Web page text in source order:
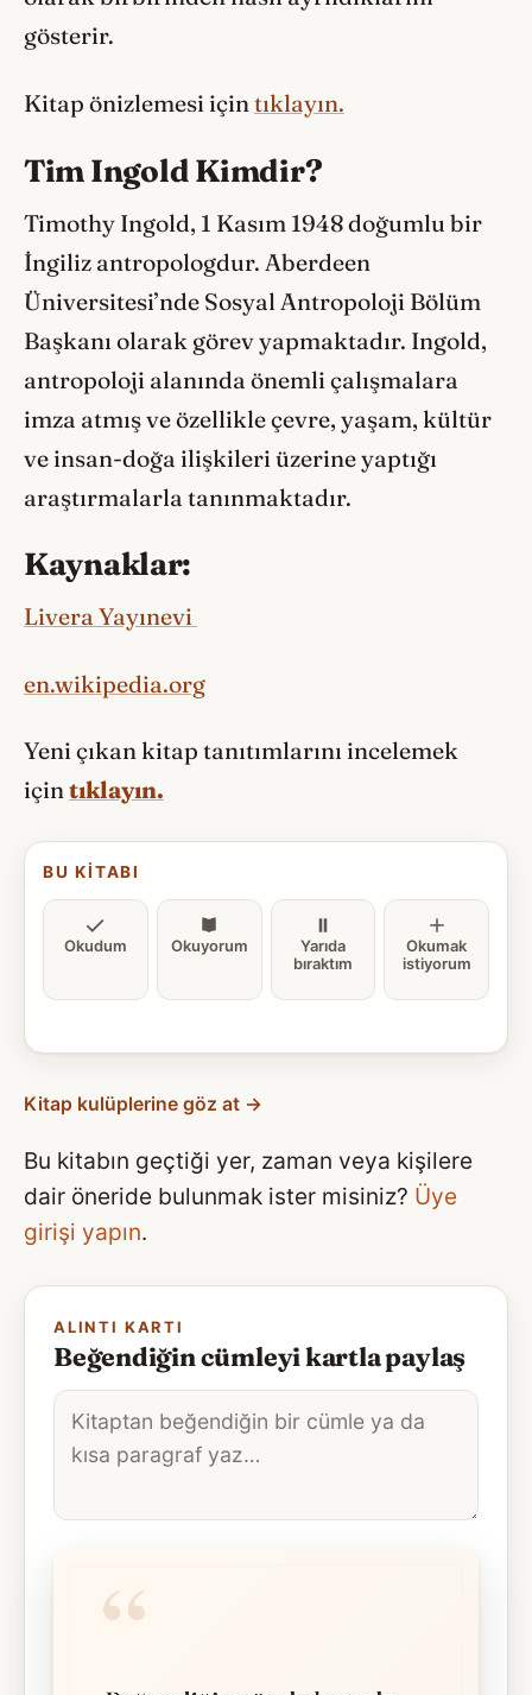
gösterir.
Kitap önizlemesi içintıklayın.
Tim Ingold Kimdir?
Timothy Ingold, 1 Kasım 1948 doğumlu bir
İngiliz antropologdur. Aberdeen
Üniversitesi’nde Sosyal Antropoloji Bölüm
Başkanı olarak görev yapmaktadır. Ingold,
antropoloji alanında önemli çalışmalara
imza atmış ve özellikle çevre, yaşam, kültür
ve insan-doğa ilişkileri üzerine yaptığı
araştırmalarla tanınmaktadır.
Kaynaklar:
Livera Yayınevi
en.wikipedia.org
Yeni çıkan kitap tanıtımlarını incelemek
içintıklayın.
BU KITABI
Okudum Okuyorum
Yarıda
bıraktım
Okumak
istiyorum
Kitap kulüplerine göz at →
Bu kitabın geçtiği yer, zaman veya kişilere
dair öneride bulunmak ister misiniz? Üye
girişi yapın.
ALINTI KARTI
Beğendiğin cümleyi kartla paylaş
Alıntı
metni